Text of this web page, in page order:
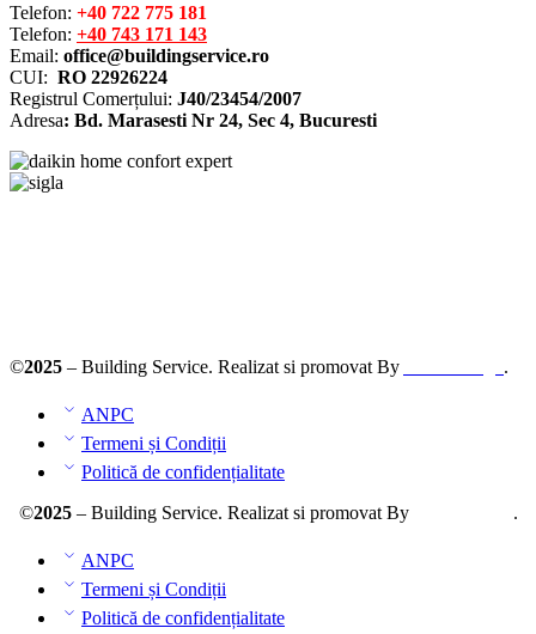
Telefon: +40 722 775 181
Telefon: +40 743 171 143
Email: office@buildingservice.ro
CUI: RO 22926224
Registrul Comerțului: J40/23454/2007
Adresa: Bd. Marasesti Nr 24, Sec 4, Bucuresti
©2025 – Building Service. Realizat si promovat By .
ANPC
Termeni și Condiții
Politică de confidențialitate
©2025– Building Service. Realizat si promovat By .
ANPC
Termeni și Condiții
Politică de confidențialitate